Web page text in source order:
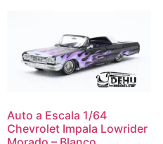
Auto a Escala 1/64
Chevrolet Impala Lowrider